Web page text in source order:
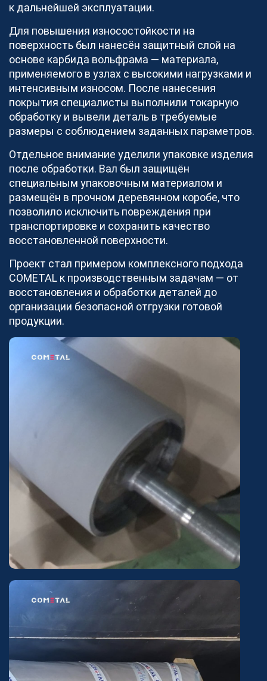
Контакты
Реализованные проекты
Станки
Для партнеров
Хотите работать с COMETAL?
заказы.
Открытые заявки 32
Стать партнером просто
Мы помогаем получать больше целевых заказов,
загружать производственные мощности и
увеличивать прибыль более 280 зарегистрированным
партнерам в области изготовления продукции из
металла.
Исполнителям
Как стать партнером
СТАТЬ ПАРТНЕРОМ
к дальнейшей эксплуатации.
Для повышения износостойкости на
поверхность был нанесён защитный слой на
основе карбида вольфрама — материала,
применяемого в узлах с высокими нагрузками и
интенсивным износом. После нанесения
покрытия специалисты выполнили токарную
обработку и вывели деталь в требуемые
размеры с соблюдением заданных параметров.
Отдельное внимание уделили упаковке изделия
после обработки. Вал был защищён
специальным упаковочным материалом и
размещён в прочном деревянном коробе, что
позволило исключить повреждения при
транспортировке и сохранить качество
восстановленной поверхности.
Проект стал примером комплексного подхода
COMETAL к производственным задачам — от
восстановления и обработки деталей до
организации безопасной отгрузки готовой
продукции.